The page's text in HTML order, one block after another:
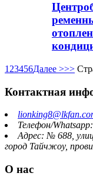
1 23456Далее >>>
Контактная
Телефон/
Адрес: № 688,
город Тайчжоу,
О нас